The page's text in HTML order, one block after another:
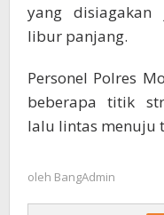
yang disiagakan
libur panjang.
Personel Polres
beberapa titik
lalu lintas menuju
oleh BangAdmin